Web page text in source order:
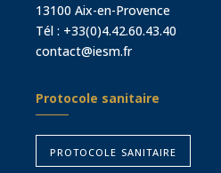
13100 Aix-en-Provence
Tél : +33(0)4.42.60.43.40
contact@iesm.fr
Protocole sanitaire
protocole sanitaire